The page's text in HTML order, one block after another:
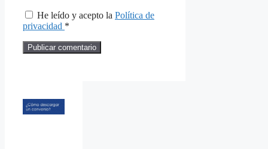
He leído y acepto la Política de
privacidad *